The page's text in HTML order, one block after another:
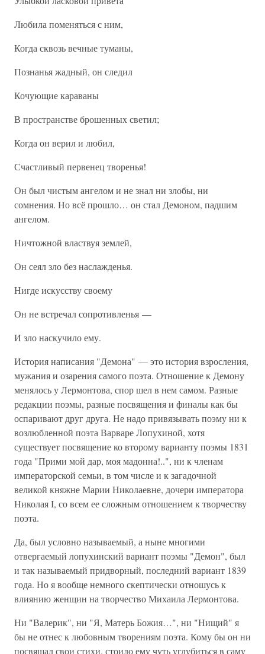
Любила поменяться с ним,
Когда сквозь вечные туманы,
Познанья жадный, он следил
Кочующие караваны
В пространстве брошенных светил;
Когда он верил и любил,
Счастливый первенец творенья!
Он был чистым ангелом и не знал ни злобы, ни
сомнения. Но всё прошло… он стал Демоном, падшим
ангелом.
Ничтожной властвуя землей,
Он сеял зло без наслажденья.
Нигде искусству своему
Он не встречал сопротивленья —
И зло наскучило ему.
История написания "Демона" — это история взросления,
мужания и озарения самого поэта. Отношение к Демону
менялось у Лермонтова, спор шел в нем самом. Разные
редакции поэмы, разные посвящения и финалы как бы
оспаривают друг друга. Не надо привязывать поэму ни к
возлюбленной поэта Варваре Лопухиной, хотя
существует посвящение ко второму варианту поэмы 1831
года "Прими мой дар, моя мадонна!..", ни к членам
императорской семьи, в том числе и к загадочной
великой княжне Марии Николаевне, дочери императора
Николая I, со всем ее сложным отношением к творчеству
поэта.
Да, был условно называемый, а ныне многими
отвергаемый лопухинский вариант поэмы "Демон", был
и так называемый придворный, последний вариант 1839
года. Но я вообще немного скептически отношусь к
влиянию женщин на творчество Михаила Лермонтова.
Ни "Валерик", ни "Я, Матерь Божия…", ни "Нищий" я
бы не отнес к любовным творениям поэта. Кому бы он ни
посвящал свои стихи, стоило ему чуть углубиться в саму